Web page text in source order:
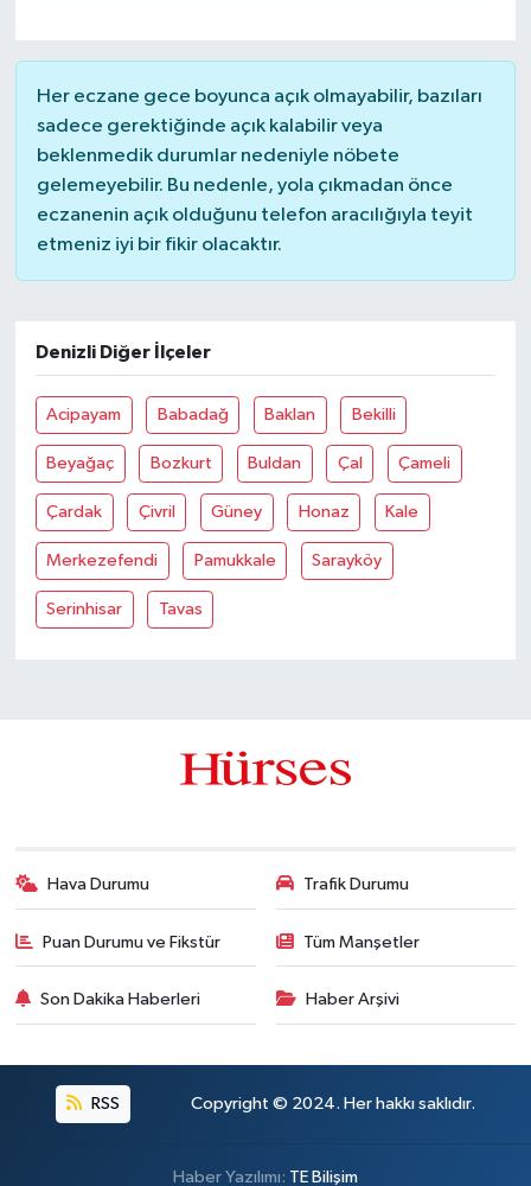
Her eczane gece boyunca açık olmayabilir, bazıları
sadece gerektiğinde açık kalabilir veya
beklenmedik durumlar nedeniyle nöbete
gelemeyebilir. Bu nedenle, yola çıkmadan önce
eczanenin açık olduğunu telefon aracılığıyla teyit
etmeniz iyi bir fikir olacaktır.
Denizli Diğer İlçeler
Acipayam Babadağ Baklan Bekilli
Beyağaç Bozkurt Buldan Çal Çameli
Çardak Çivril Güney Honaz Kale
Merkezefendi Pamukkale Sarayköy
Serinhisar Tavas
Hava Durumu Trafik Durumu
Puan Durumu ve Fikstür Tüm Manşetler
Son Dakika Haberleri Haber Arşivi
RSS Copyright © 2024. Her hakkı saklıdır.
Haber Yazılımı: TE Bilişim